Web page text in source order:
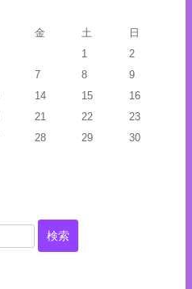
金 土
日
1
2
7 8
9
14 15
16
21 22
23
28 29
30